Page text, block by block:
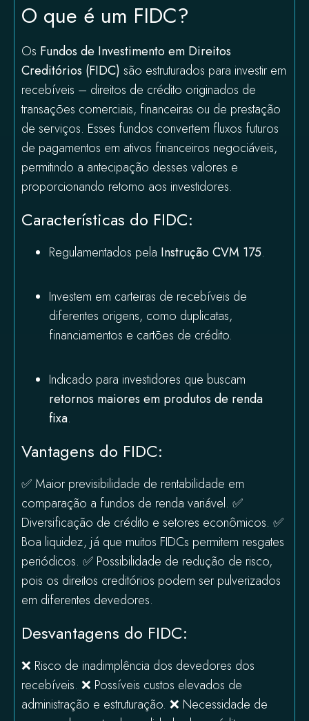
O que é um FIDC?
Os Fundos de Investimento em Direitos
Creditórios (FIDC) são estruturados para investir em
recebíveis – direitos de crédito originados de
transações comerciais, financeiras ou de prestação
de serviços. Esses fundos convertem fluxos futuros
de pagamentos em ativos financeiros negociáveis,
permitindo a antecipação desses valores e
proporcionando retorno aos investidores.
Características do FIDC:
Regulamentados pela Instrução CVM 175.
Investem em carteiras de recebíveis de
diferentes origens, como duplicatas,
financiamentos e cartões de crédito.
Indicado para investidores que buscam
retornos maiores em produtos de renda
fixa.
Vantagens do FIDC:
✅ Maior previsibilidade de rentabilidade em
comparação a fundos de renda variável. ✅
Diversificação de crédito e setores econômicos. ✅
Boa liquidez, já que muitos FIDCs permitem resgates
periódicos. ✅ Possibilidade de redução de risco,
pois os direitos creditórios podem ser pulverizados
em diferentes devedores.
Desvantagens do FIDC:
❌ Risco de inadimplência dos devedores dos
recebíveis. ❌ Possíveis custos elevados de
administração e estruturação. ❌ Necessidade de